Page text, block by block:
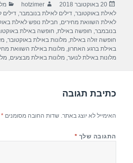
e
b
o
o
s
A
p
p
gr
a
m
פורסם
בתאריך
20 באוקטובר 2018 מחבר
hotzimer
לאילת באוקטובר,דילים לאילת בנובמבר,דילים
לאילת השוואת מחירים, חבילת נופש לאילת
בנובמבר, חופשה באילת, חופשה באילת
חופשה זולה באילת,מלונות באילת באוקטובר,
באילת ברגע האחרון,מלונות באילת השוואת
מלונות באילת לנוער,מלונות באילת מבצעים,
כתיבת תגובה
האימייל לא יוצג באתר. שדות החובה מסומנים*
התגובה שלך *